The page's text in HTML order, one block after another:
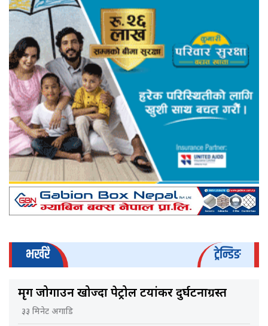
भर्खरै ट्रेन्डिङ
मृग जोगाउन खोज्दा पेट्रोल टयांकर दुर्घटनाग्रस्त
३३ मिनेट अगाडि